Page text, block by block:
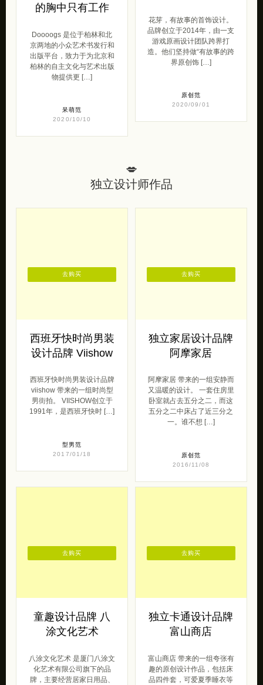
的胸中只有工作
Doooogs 是位于柏林和北
京两地的小众艺术书发行和
出版平台，致力于为北京和
柏林的自主文化与艺术出版
物提供更 […]
呆萌范
2020/10/10
花芽，有故事的首饰设计。
品牌创立于2014年，由一支
游戏原画设计团队跨界打
造。他们坚持做“有故事的跨
界原创饰 […]
原创范
2020/09/01
💋
独立设计师作品
西班牙快时尚男装
设计品牌 Viishow
西班牙快时尚男装设计品牌
viishow 带来的一组时尚型
男街拍。 VIISHOW创立于
1991年，是西班牙快时 […]
型男范
2017/01/18
去购买
独立家居设计品牌
阿摩家居
阿摩家居 带来的一组安静而
又温暖的设计。 一套住房里
卧室就占去五分之二，而这
五分之二中床占了近三分之
一。谁不想 […]
原创范
2016/11/08
去购买
童趣设计品牌 八
涂文化艺术
八涂文化艺术 是厦门八涂文
化艺术有限公司旗下的品
牌，主要经营居家日用品、
去购买
独立卡通设计品牌
富山商店
富山商店 带来的一组夸张有
趣的原创设计作品，包括床
品四件套，可爱夏季睡衣等
去购买